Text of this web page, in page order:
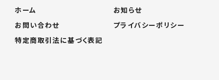
ホーム
お知らせ
お問い合わせ
プライバシーポリシー
特定商取引法に基づく表記